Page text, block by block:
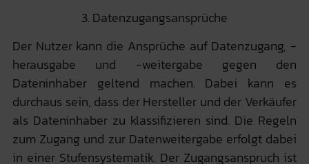
3. Datenzugangsansprüche
Der Nutzer kann die Ansprüche auf Datenzugang, -
herausgabe und -weitergabe gegen den
Dateninhaber geltend machen. Dabei kann es
durchaus sein, dass der Hersteller und der Verkäufer
als Dateninhaber zu klassifizieren sind. Die Regeln
zum Zugang und zur Datenweitergabe erfolgt dabei
in einer Stufensystematik. Der Zugangsanspruch ist